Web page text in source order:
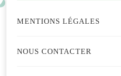
MENTIONS LÉGALES
NOUS CONTACTER